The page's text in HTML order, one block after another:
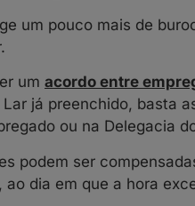
um pouco mais de
um acordo entre
já preenchido, basta
ou na Delegacia
podem ser
dia em que a hora